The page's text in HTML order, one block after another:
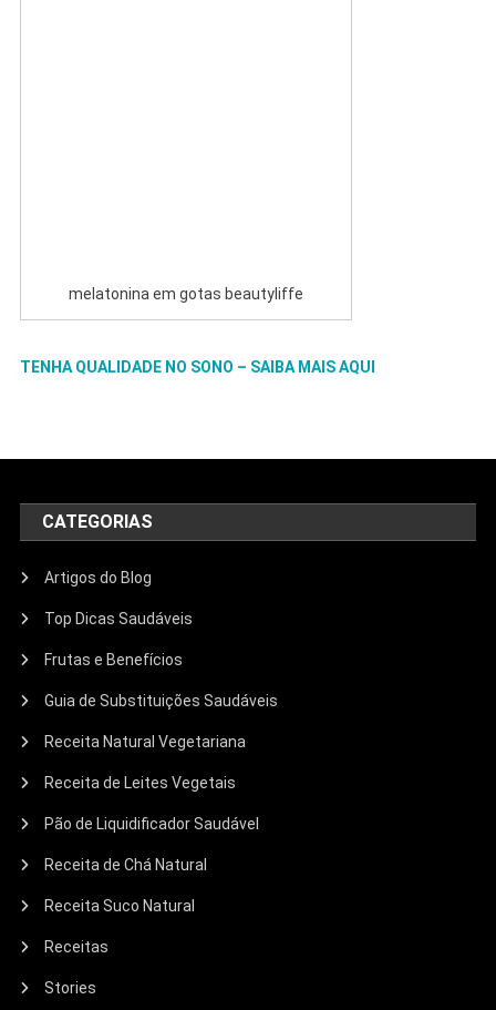
melatonina em gotas beautyliffe
TENHA QUALIDADE NO SONO – SAIBA MAIS AQUI
CATEGORIAS
Artigos do Blog
Top Dicas Saudáveis
Frutas e Benefícios
Guia de Substituições Saudáveis
Receita Natural Vegetariana
Receita de Leites Vegetais
Pão de Liquidificador Saudável
Receita de Chá Natural
Receita Suco Natural
Receitas
Stories